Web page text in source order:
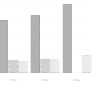
2028e 2029e 2030e